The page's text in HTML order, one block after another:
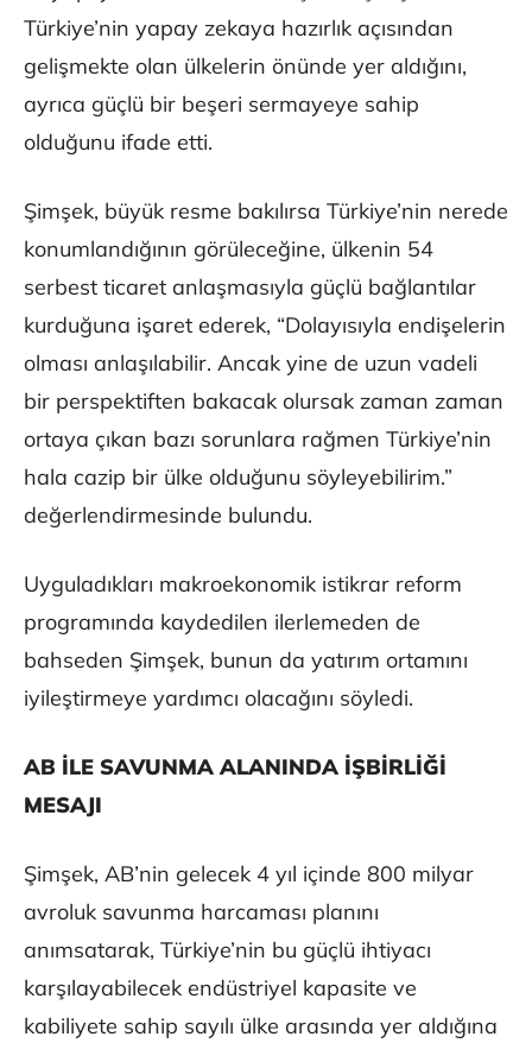
Türkiye’nin yapay zekaya hazırlık açısından
gelişmekte olan ülkelerin önünde yer aldığını,
ayrıca güçlü bir beşeri sermayeye sahip
olduğunu ifade etti.
Şimşek, büyük resme bakılırsa Türkiye’nin nerede
konumlandığının görüleceğine, ülkenin 54
serbest ticaret anlaşmasıyla güçlü bağlantılar
kurduğuna işaret ederek, “Dolayısıyla endişelerin
olması anlaşılabilir. Ancak yine de uzun vadeli
bir perspektiften bakacak olursak zaman zaman
ortaya çıkan bazı sorunlara rağmen Türkiye’nin
hala cazip bir ülke olduğunu söyleyebilirim.”
değerlendirmesinde bulundu.
Uyguladıkları makroekonomik istikrar reform
programında kaydedilen ilerlemeden de
bahseden Şimşek, bunun da yatırım ortamını
iyileştirmeye yardımcı olacağını söyledi.
AB İLE SAVUNMA ALANINDA İŞBİRLİĞİ
MESAJI
Şimşek, AB’nin gelecek 4 yıl içinde 800 milyar
avroluk savunma harcaması planını
anımsatarak, Türkiye’nin bu güçlü ihtiyacı
karşılayabilecek endüstriyel kapasite ve
kabiliyete sahip sayılı ülke arasında yer aldığına